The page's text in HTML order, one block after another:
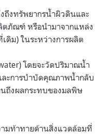
ถึงทรัพยากรน้ำผิวดินและ
ตภัณฑ์ หรือนำมาจากแหล่ง
ดิม) ในระหว่างการผลิต
โดยจะวัดปริมาณน้ำ
ะการบำบัดคุณภาพน้ำกลับ
ถึงผลกระทบของมลพิษ
มท้าทายด้านสิ่งแวดล้อมที่